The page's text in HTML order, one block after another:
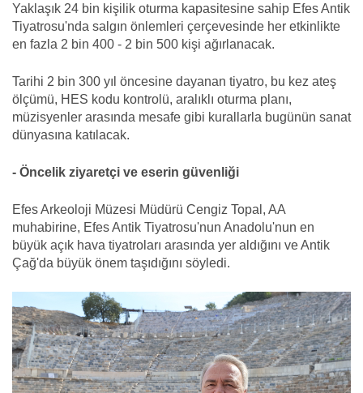
Yaklaşık 24 bin kişilik oturma kapasitesine sahip Efes Antik
Tiyatrosu'nda salgın önlemleri çerçevesinde her etkinlikte
en fazla 2 bin 400 - 2 bin 500 kişi ağırlanacak.
Tarihi 2 bin 300 yıl öncesine dayanan tiyatro, bu kez ateş
ölçümü, HES kodu kontrolü, aralıklı oturma planı,
müzisyenler arasında mesafe gibi kurallarla bugünün sanat
dünyasına katılacak.
- Öncelik ziyaretçi ve eserin güvenliği
Efes Arkeoloji Müzesi Müdürü Cengiz Topal, AA
muhabirine, Efes Antik Tiyatrosu'nun Anadolu'nun en
büyük açık hava tiyatroları arasında yer aldığını ve Antik
Çağ'da büyük önem taşıdığını söyledi.